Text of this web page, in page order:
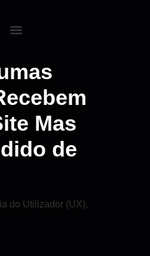
Mas
de
do Utilizador (UX),